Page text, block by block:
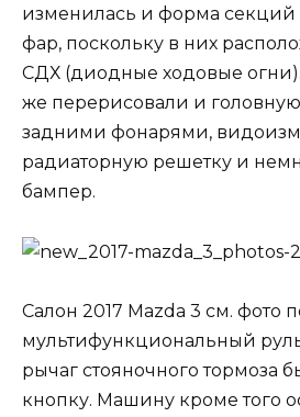
изменилась и форма секций
фар, поскольку в них
СДХ (диодные ходовые
же перерисовали и
задними фонарями,
радиаторную решетку и
бампер.
Салон 2017 Mazda 3 см. фото
мультифункциональный
рычаг стояночного тормоза
кнопку. Машину кроме того